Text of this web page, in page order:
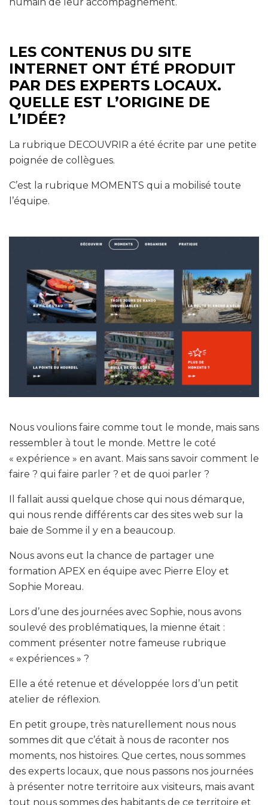
LES CONTENUS DU SITE
INTERNET ONT ÉTÉ PRODUIT
PAR DES EXPERTS LOCAUX.
QUELLE EST L’ORIGINE DE
L’IDÉE?
La rubrique DECOUVRIR a été écrite par une petite
poignée de collègues.
C’est la rubrique MOMENTS qui a mobilisé toute
l’équipe.
Nous voulions faire comme tout le monde, mais sans
ressembler à tout le monde. Mettre le coté
« expérience » en avant. Mais sans savoir comment le
faire ? qui faire parler ? et de quoi parler ?
Il fallait aussi quelque chose qui nous démarque,
qui nous rende différents car des sites web sur la
baie de Somme il y en a beaucoup.
Nous avons eut la chance de partager une
formation APEX en équipe avec Pierre Eloy et
Sophie Moreau.
Lors d’une des journées avec Sophie, nous avons
soulevé des problématiques, la mienne était :
comment présenter notre fameuse rubrique
« expériences » ?
Elle a été retenue et développée lors d’un petit
atelier de réflexion.
En petit groupe, très naturellement nous nous
sommes dit que c’était à nous de raconter nos
moments, nos histoires. Que certes, nous sommes
des experts locaux, que nous passons nos journées
à présenter notre territoire aux visiteurs, mais avant
tout nous sommes des habitants de ce territoire et